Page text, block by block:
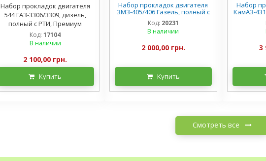
Набор прокладок двигателя
544 ГАЗ-3306/3309, дизель,
полный с РТИ, Премиум
Код: 17104
В наличии
2 100,00 грн.
Купить
Набор прокладок двигателя
ЗМЗ-405/406 Газель, полный с
РТИ, Премиум
Код: 20231
В наличии
2 000,00 грн.
Купить
Набор
КамАЗ-
3
Смотреть все